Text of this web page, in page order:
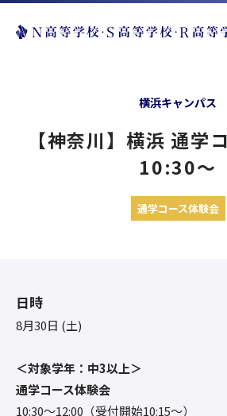
横浜キャンパス
【神奈川】横浜 通学
10:30〜
通学コース体験会
日時
8月30日 (土)
＜対象学年：中3以上＞
通学コース体験会
10:30〜12:00（受付開始10:15～）